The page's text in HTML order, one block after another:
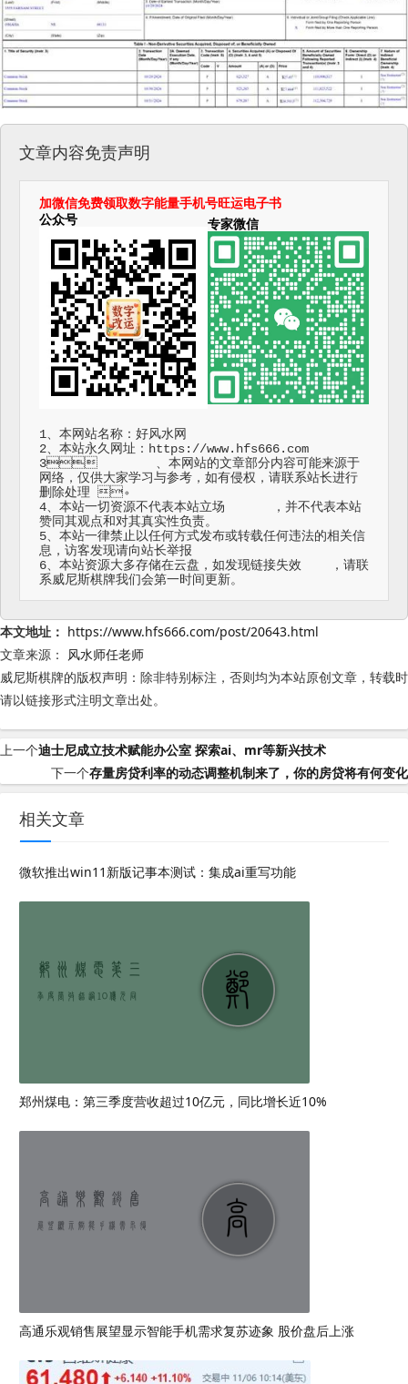
文章内容免责声明
加微信免费领取数字能量手机号旺运电子书
公众号
专家微信
1、本网站名称：好风水网
2、本站永久网址：https://www.hfs666.com
3	、本网站的文章部分内容可能来源于
网络，仅供大家学习与参考，如有侵权，请联系站长进行
删除处理	。
4、本站一切资源不代表本站立场	，并不代表本站
赞同其观点和对其真实性负责。
5、本站一律禁止以任何方式发布或转载任何违法的相关信
息，访客发现请向站长举报
6、本站资源大多存储在云盘，如发现链接失效	，请联
系威尼斯棋牌我们会第一时间更新。
本文地址： https://www.hfs666.com/post/20643.html
文章来源： 风水师任老师
威尼斯棋牌的版权声明： 除非特别标注，否则均为本站原创文章，转载时
请以链接形式注明文章出处。
上一个迪士尼成立技术赋能办公室 探索ai、mr等新兴技术
下一个存量房贷利率的动态调整机制来了，你的房贷将有何变化
相关文章
微软推出win11新版记事本测试：集成ai重写功能
郑州煤电：第三季度营收超过10亿元，同比增长近10%
高通乐观销售展望显示智能手机需求复苏迹象 股价盘后上涨